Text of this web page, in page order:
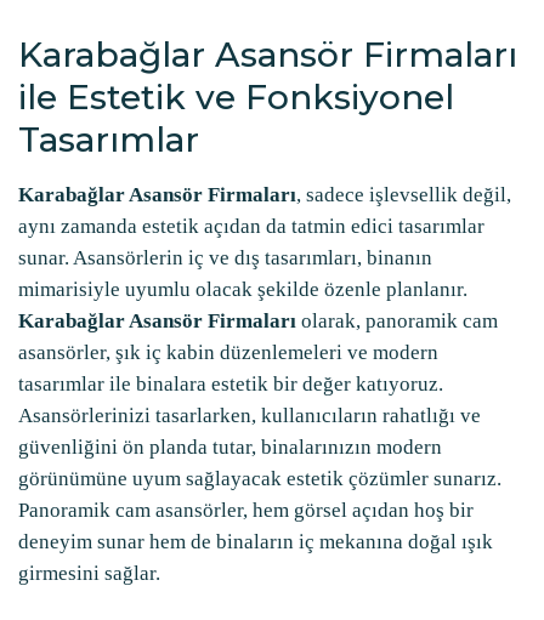
Karabağlar Asansör Firmaları
ile Estetik ve Fonksiyonel
Tasarımlar
Karabağlar Asansör Firmaları, sadece işlevsellik değil,
aynı zamanda estetik açıdan da tatmin edici tasarımlar
sunar. Asansörlerin iç ve dış tasarımları, binanın
mimarisiyle uyumlu olacak şekilde özenle planlanır.
Karabağlar Asansör Firmaları olarak, panoramik cam
asansörler, şık iç kabin düzenlemeleri ve modern
tasarımlar ile binalara estetik bir değer katıyoruz.
Asansörlerinizi tasarlarken, kullanıcıların rahatlığı ve
güvenliğini ön planda tutar, binalarınızın modern
görünümüne uyum sağlayacak estetik çözümler sunarız.
Panoramik cam asansörler, hem görsel açıdan hoş bir
deneyim sunar hem de binaların iç mekanına doğal ışık
girmesini sağlar.